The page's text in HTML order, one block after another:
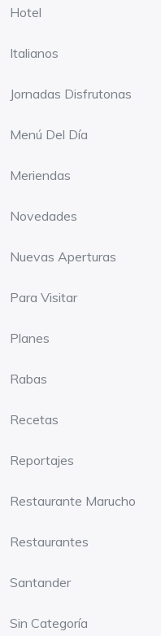
Hotel
Italianos
Jornadas Disfrutonas
Menú Del Día
Meriendas
Novedades
Nuevas Aperturas
Para Visitar
Planes
Rabas
Recetas
Reportajes
Restaurante Marucho
Restaurantes
Santander
Sin Categoría